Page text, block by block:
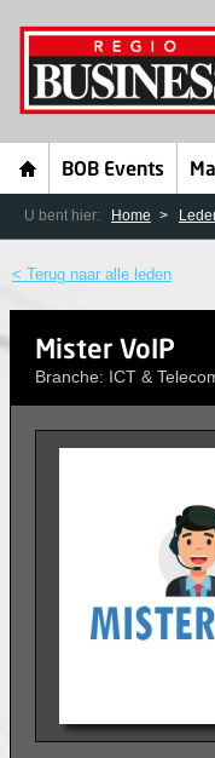
BOB Events
U bent hier: Home
< Terug naar alle leden
Mister VoIP
Branche: ICT &